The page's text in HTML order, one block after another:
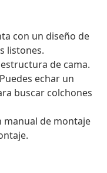
con un diseño de
listones.
de cama.
echar un
buscar colchones
manual de montaje